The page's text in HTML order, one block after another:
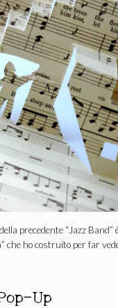
precedente “Jazz Band”
che ho costruito per far
Up